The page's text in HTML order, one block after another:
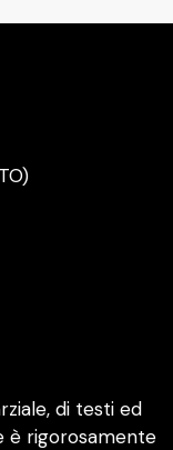
di testi ed
è rigorosamente